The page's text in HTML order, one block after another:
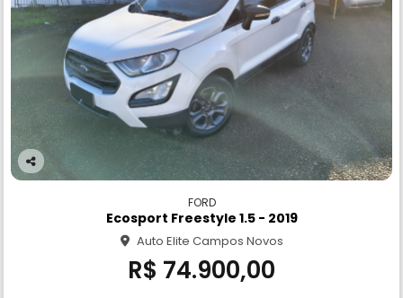
Co
FORD
Ecosport Freestyle 1.5 - 2019
Auto Elite Campos Novos
R$ 74.900,00